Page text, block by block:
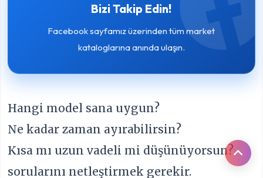
Bizi Takip Edin!
Facebook sayfamız üzerinden tüm market
kataloglarına anında ulaşın.
Hangi model sana uygun?
Ne kadar zaman ayırabilirsin?
Kısa mı uzun vadeli mi düşünüyorsun?
sorularını netleştirmek gerekir.